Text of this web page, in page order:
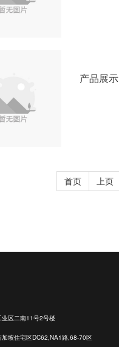
产品展示
首页 上页
区二南11号2号楼
坡住宅区DC62,NA1路,68-70区